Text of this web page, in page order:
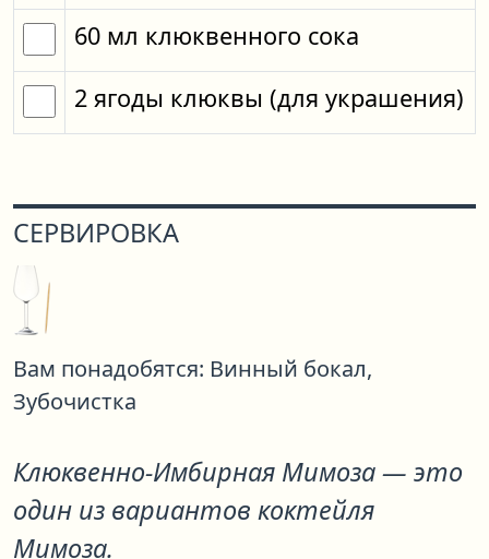
60 мл клюквенного сока
2 ягоды клюквы (для украшения)
СЕРВИРОВКА
Вам понадобятся: Винный бокал,
Зубочистка
Клюквенно-Имбирная Мимоза— это
один из вариантов коктейля
Мимоза.